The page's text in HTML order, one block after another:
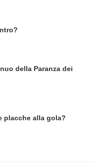
della Paranza dei
placche alla gola?